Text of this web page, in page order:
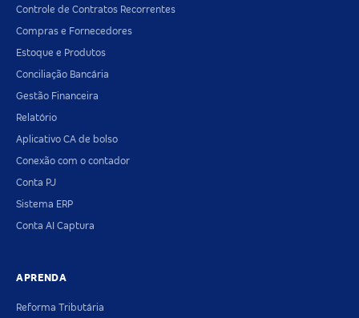
Controle de Contratos Recorrentes
Compras e Fornecedores
Estoque e Produtos
Conciliação Bancária
Gestão Financeira
Relatório
Aplicativo CA de bolso
Conexão com o contador
Conta PJ
Sistema ERP
Conta AI Captura
APRENDA
Reforma Tributária